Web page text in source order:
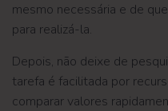
mesmo necessária e de
para realizá-la.
Depois, não deixe de
tarefa é facilitada por
comparar valores